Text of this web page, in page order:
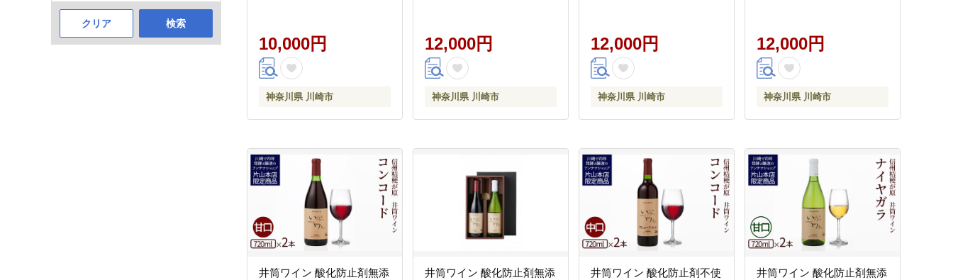
クリア 検索
10,000円
神奈川県 川崎市
12,000円
神奈川県 川崎市
12,000円
神奈川県 川崎市
12,000円
神奈川県 川崎市
井筒ワイン 酸化防止剤無添
井筒ワイン 酸化防止剤無添
井筒ワイン 酸化防止剤不使
井筒ワイン 酸化防止剤無添